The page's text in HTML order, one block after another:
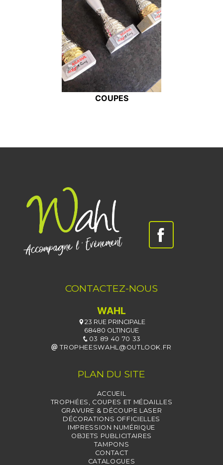
COUPES
CONTACTEZ-NOUS
WAHL
23 RUE PRINCIPALE
68480 OLTINGUE
03 89 40 70 33
TROPHEESWAHL@OUTLOOK.FR
PLAN DU SITE
ACCUEIL
TROPHÉES, COUPES ET MÉDAILLES
GRAVURE & DÉCOUPE LASER
DÉCORATIONS OFFICIELLES
IMPRESSION NUMÉRIQUE
OBJETS PUBLICITAIRES
TAMPONS
CONTACT
CATALOGUES